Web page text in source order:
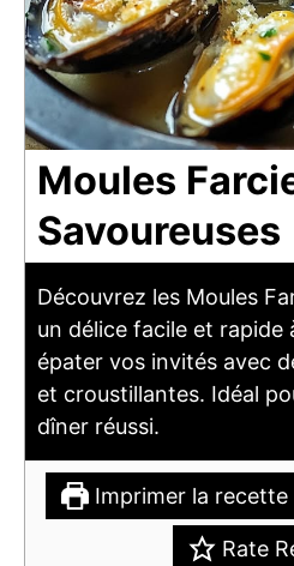
Moules
Savoureuses
Découvrez les Moules
un délice facile et rapide
épater vos invités avec
et croustillantes. Idéal
dîner réussi.
Imprimer la recette
Rate